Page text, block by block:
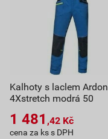
Kalhoty s laclem Ardon
4Xstretch modrá 50
1 481 ,42 Kč
cena za ks s DPH